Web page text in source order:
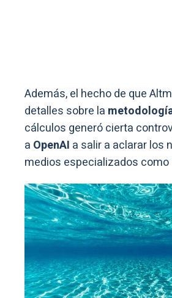
Además, el hecho de que
detalles sobre la
cálculos generó cierta
a OpenAI a salir a aclarar los
medios especializados como